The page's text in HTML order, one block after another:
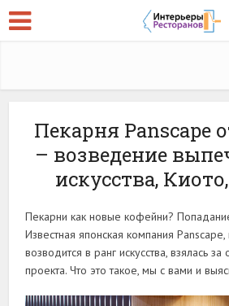
Пекарня Panscape
– возведение
искусства,
Пекарни как новые кофейни?
Известная японская компания
возводится в ранг искусства, взялась
проекта. Что это такое, мы с вами и